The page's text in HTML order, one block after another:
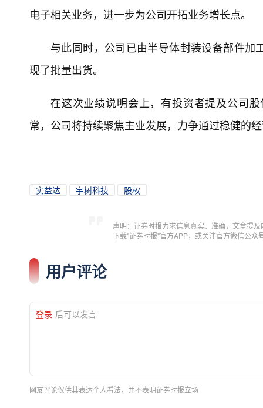
电子相关业务，进一步为公司开拓业务增长点。
与此同时，公司已由半导体封装设备部件
现了批量出货。
在这次业绩说明会上，有投资者提及公司
常，公司将持续聚焦主业发展，力争通过稳健的
实益达 宇树科技 股权
声明：证券时报力求信息真实、准确，文章提
下载"证券时报"官方APP，或关注官方微信公
用户评论
登录 后可以发言
网友评论仅供其表达个人看法，并不表明证券时报立场